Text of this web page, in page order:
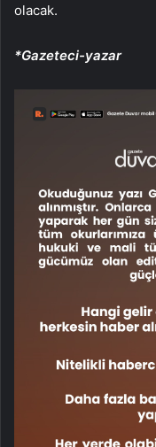
olacak.
*Gazeteci-yazar